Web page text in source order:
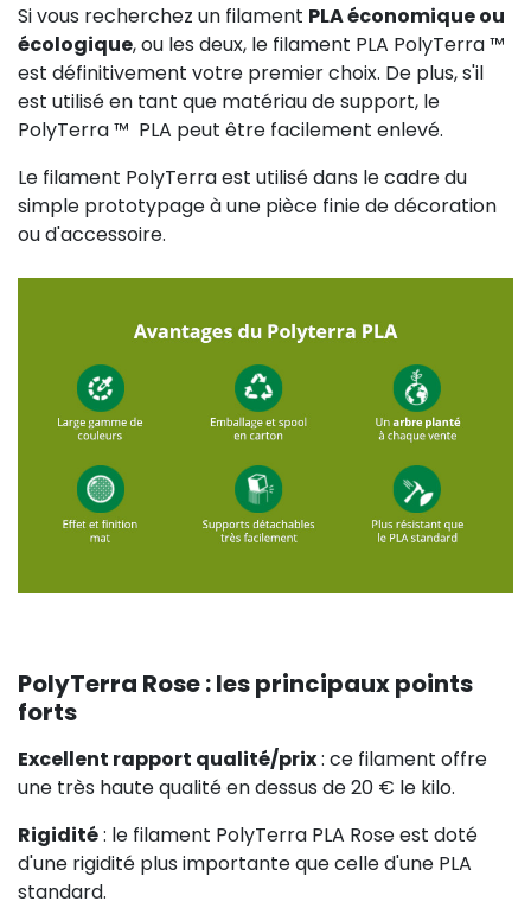
Si vous recherchez un filament PLA économique ou
écologique, ou les deux, le filament PLA PolyTerra ™ ️
est définitivement votre premier choix. De plus, s'il
est utilisé en tant que matériau de support, le
PolyTerra ™ ️ PLA peut être facilement enlevé.
Le filament PolyTerra est utilisé dans le cadre du
simple prototypage à une pièce finie de décoration
ou d'accessoire.
PolyTerra Rose : les principaux points
forts
Excellent rapport qualité/prix: ce filament offre
une très haute qualité en dessus de 20 € le kilo.
Rigidité: le filament PolyTerra PLA Rose est doté
d'une rigidité plus importante que celle d'une PLA
standard.